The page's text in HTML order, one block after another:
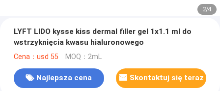
2/4
LYFT LIDO kysse kiss dermal filler gel 1x1.1 ml do
wstrzyknięcia kwasu hialuronowego
Cena：usd 55 MOQ：2mL
Najlepsza cena Skontaktuj się teraz